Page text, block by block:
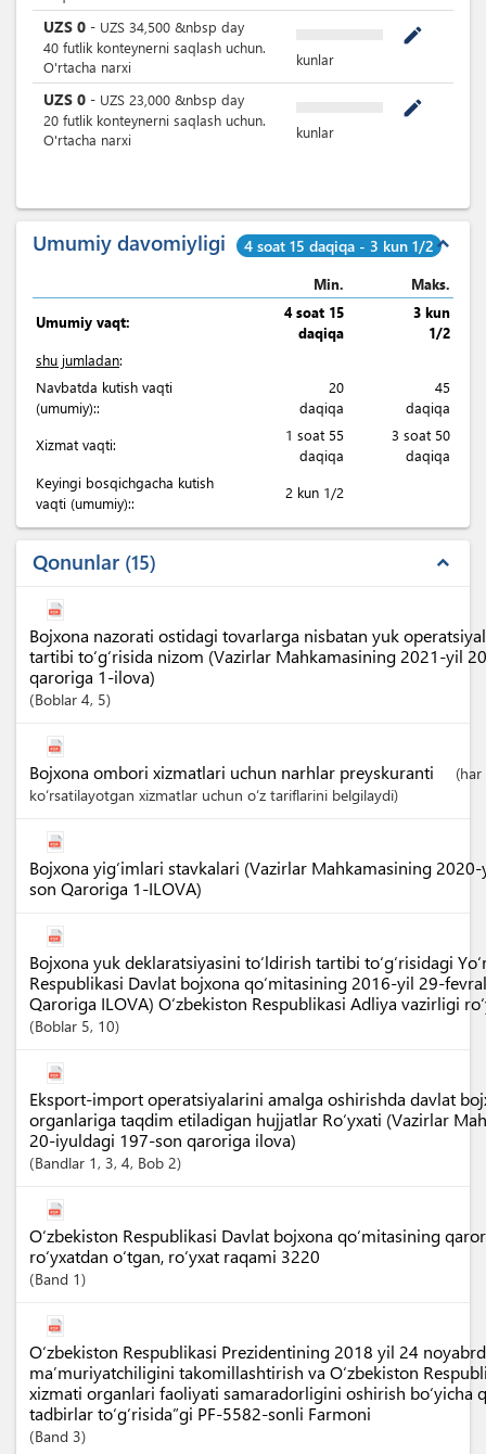
UZS 0 - UZS 34,500 &nbsp day
40 futlik konteynerni saqlash uchun.
O'rtacha narxi
mode_edit
kunlar
UZS 0 - UZS 23,000 &nbsp day
20 futlik konteynerni saqlash uchun.
O'rtacha narxi
mode_edit
kunlar
Umumiy davomiyligi 4 soat 15 daqiqa - 3 kun 1/2expand_less
Min. Maks.
Umumiy vaqt:
4 soat 15
daqiqa
3 kun
1/2
shu jumladan:
Navbatda kutish vaqti
(umumiy)::
20
daqiqa
45
daqiqa
Xizmat vaqti:
1 soat 55
daqiqa
3 soat 50
daqiqa
Keyingi bosqichgacha kutish
vaqti (umumiy)::
2 kun 1/2
Qonunlar 15 expand_less
Bojxona nazorati ostidagi tovarlarga nisbatan yuk
tartibi to‘g‘risida nizom (Vazirlar Mahkamasining 2021-yil
qaroriga 1-ilova)
Boblar 4, 5
Bojxona ombori xizmatlari uchun narhlar preyskuranti
ko‘rsatilayotgan xizmatlar uchun o‘z tariflarini belgilaydi)
Bojxona yig‘imlari stavkalari (Vazirlar Mahkamasining
son Qaroriga 1-ILOVA)
Bojxona yuk deklaratsiyasini to‘ldirish tartibi to‘g‘risidagi
Respublikasi Davlat bojxona qo‘mitasining 2016-yil 29-
Qaroriga ILOVA) O‘zbekiston Respublikasi Adliya vazirligi
Boblar 5, 10
Eksport-import operatsiyalarini amalga oshirishda davlat
organlariga taqdim etiladigan hujjatlar Ro‘yxati (Vazirlar
20-iyuldagi 197-son qaroriga ilova)
Bandlar 1 , 3, 4, Bob 2
O‘zbekiston Respublikasi Davlat bojxona qo‘mitasining
ro‘yxatdan o‘tgan, ro‘yxat raqami 3220
Band 1
O‘zbekiston Respublikasi Prezidentining 2018 yil 24
ma’muriyatchiligini takomillashtirish va O‘zbekiston
xizmati organlari faoliyati samaradorligini oshirish bo‘yicha
tadbirlar to‘g‘risida”gi PF-5582-sonli Farmoni
Band 3